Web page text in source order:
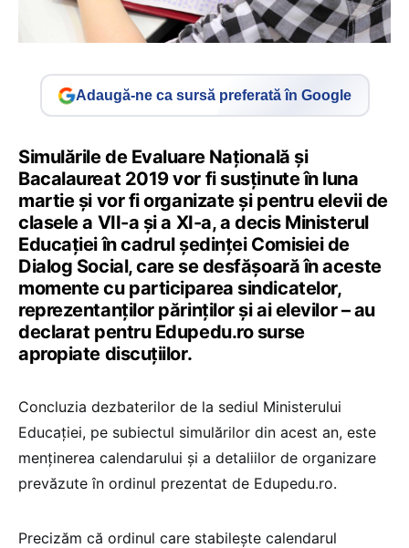
Adaugă-ne ca sursă preferată în Google
Simulările de Evaluare Națională și
Bacalaureat 2019 vor fi susținute în luna
martie și vor fi organizate și pentru elevii de
clasele a VII-a și a XI-a, a decis Ministerul
Educației în cadrul ședinței Comisiei de
Dialog Social, care se desfășoară în aceste
momente cu participarea sindicatelor,
reprezentanților părinților și ai elevilor – au
declarat pentru Edupedu.ro surse
apropiate discuțiilor.
Concluzia dezbaterilor de la sediul Ministerului
Educației, pe subiectul simulărilor din acest an, este
menținerea calendarului și a detaliilor de organizare
prevăzute în ordinul prezentat de Edupedu.ro.
Precizăm că ordinul care stabilește calendarul